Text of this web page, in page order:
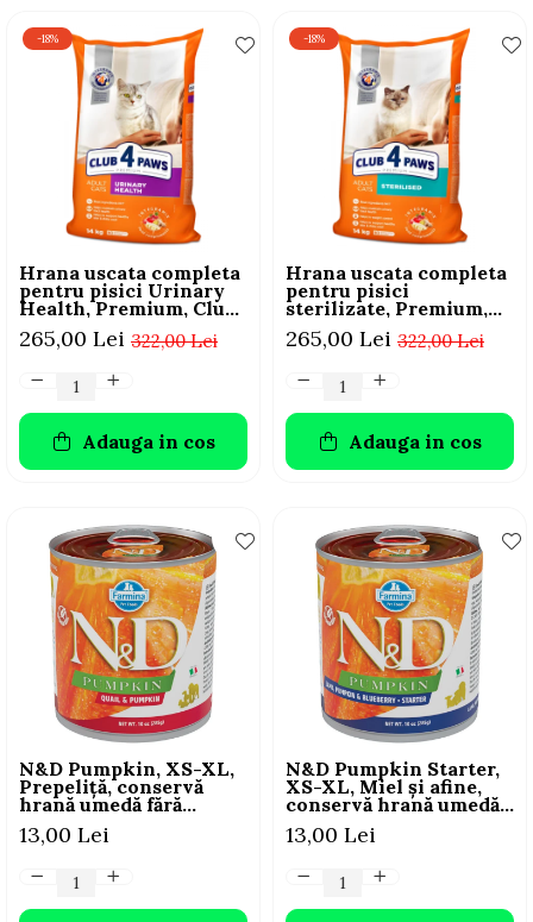
-18%
Hrana uscata completa
pentru pisici Urinary
Health, Premium, Club
4 Paws, 14 kg
322,00 Lei
265,00 Lei
Adauga in cos
-18%
Hrana uscata completa
pentru pisici
sterilizate, Premium,
Club 4 PAWS, 14 kg
322,00 Lei
265,00 Lei
Adauga in cos
N&D Pumpkin, XS-XL,
Prepeliță, conservă
hrană umedă fără
cereale câini, (în sos),
285g
13,00 Lei
N&D Pumpkin Starter,
XS-XL, Miel și afine,
conservă hrană umedă
fără cereale câini
junior, (în sos), 285g
13,00 Lei